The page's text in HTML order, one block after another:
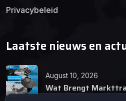
Privacybeleid
Laatste nieuws en
August 10, 2026
Wat Brengt